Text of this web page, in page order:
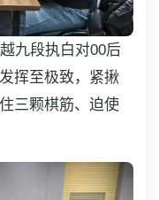
九段执白对00后
挥至极致，紧揪
三颗棋筋、迫使